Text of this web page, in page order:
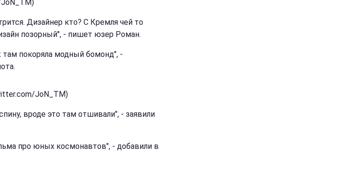
Дизайнер кто? С Кремля чей то
позорный", - пишет юзер Роман.
покоряла модный бомонд", -
JoN_TM)
вроде это там отшивали", - заявили
про юных космонавтов", - добавили в